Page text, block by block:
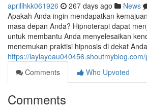
aprillhkk061926 267 days ago News
Apakah Anda ingin mendapatkan
masa depan Anda? Hipnoterapi dapat
untuk membantu Anda menyelesaikan
menemukan praktisi hipnosis di dekat
https://
Comments
Who Upvoted
Comments